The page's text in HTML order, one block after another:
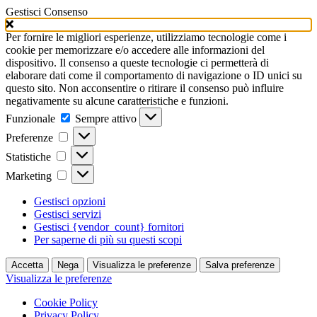
Gestisci Consenso
Per fornire le migliori esperienze, utilizziamo tecnologie come i
cookie per memorizzare e/o accedere alle informazioni del
dispositivo. Il consenso a queste tecnologie ci permetterà di
elaborare dati come il comportamento di navigazione o ID unici su
questo sito. Non acconsentire o ritirare il consenso può influire
negativamente su alcune caratteristiche e funzioni.
Funzionale
Funzionale
Sempre attivo
Preferenze
Preferenze
Statistiche Statistiche
Marketing Marketing
Gestisci opzioni
Gestisci servizi
Gestisci {vendor_count} fornitori
Per saperne di più su questi scopi
Accetta Nega Visualizza le preferenze Salva preferenze
Visualizza le preferenze
Cookie Policy